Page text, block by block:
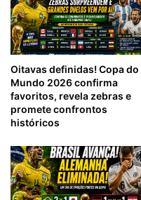
Oitavas definidas! Copa do
Mundo 2026 confirma
favoritos, revela zebras e
promete confrontos
históricos